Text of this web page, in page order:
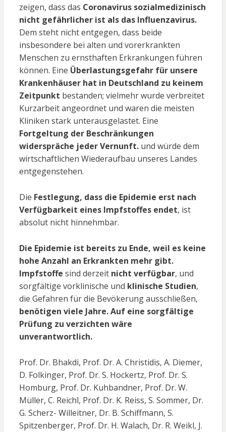
zeigen, dass das Coronavirus sozialmedizinisch
nicht gefährlicher ist als das Influenzavirus.
Dem steht nicht entgegen, dass beide
insbesondere bei alten und vorerkrankten
Menschen zu ernsthaften Erkrankungen führen
können. Eine Überlastungsgefahr für unsere
Krankenhäuser hat in Deutschland zu keinem
Zeitpunkt bestanden; vielmehr wurde verbreitet
Kurzarbeit angeordnet und waren die meisten
Kliniken stark unterausgelastet. Eine
Fortgeltung der Beschränkungen
widerspräche jeder Vernunft. und würde dem
wirtschaftlichen Wiederaufbau unseres Landes
entgegenstehen.
Die Festlegung, dass die Epidemie erst nach
Verfügbarkeit eines Impfstoffes endet, ist
absolut nicht hinnehmbar.
Die Epidemie ist bereits zu Ende, weil es keine
hohe Anzahl an Erkrankten mehr gibt.
Impfstoffe sind derzeit nicht verfügbar, und
sorgfältige vorklinische und klinische Studien,
die Gefahren für die Bevökerung ausschließen,
benötigen viele Jahre. Auf eine sorgfältige
Prüfung zu verzichten wäre
unverantwortlich.
Prof. Dr. Bhakdi, Prof. Dr. A. Christidis, A. Diemer,
D. Folkinger, Prof. Dr. S. Hockertz, Prof. Dr. S.
Homburg, Prof. Dr. Kuhbandner, Prof. Dr. W.
Müller, C. Reichl, Prof. Dr. K. Reiss, S. Sommer, Dr.
G. Scherz- Willeitner, Dr. B. Schiffmann, S.
Spitzenberger, Prof. Dr. H. Walach, Dr. R. Weikl, J.